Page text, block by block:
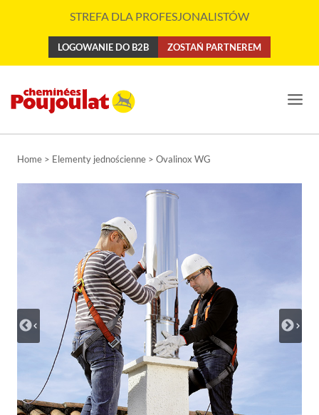
STREFA DLA PROFESJONALISTÓW
LOGOWANIE DO B2B ZOSTAŃ PARTNEREM
Home > Elementy jednościenne > Ovalinox WG